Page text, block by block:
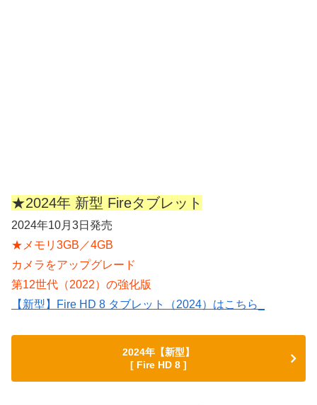
★2024年 新型 Fireタブレット
2024年10月3日発売
★メモリ3GB／4GB
カメラをアップグレード
第12世代（2022）の強化版
【新型】Fire HD 8 タブレット（2024）はこちら_
2024年【新型】
[ Fire HD 8 ]